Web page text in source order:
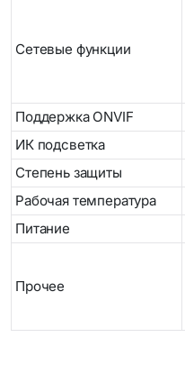
Сетевые функции
Поддержка ONVIF
ИК подсветка
Степень защиты
Рабочая температура
Питание
Прочее